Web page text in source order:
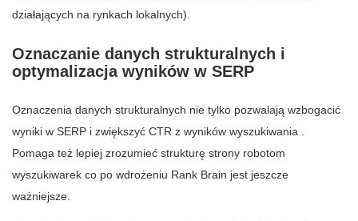
działających na rynkach lokalnych).
Oznaczanie danych strukturalnych i
optymalizacja wyników w SERP
Oznaczenia danych strukturalnych nie tylko pozwalają wzbogacić
wyniki w SERP i zwiększyć CTR z wyników wyszukiwania .
Pomaga też lepiej zrozumieć strukturę strony robotom
wyszukiwarek co po wdrożeniu Rank Brain jest jeszcze
ważniejsze.